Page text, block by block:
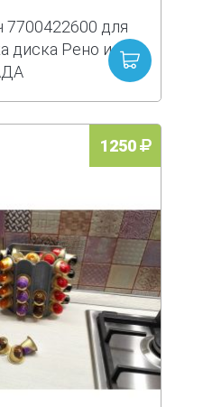
для
диска Рено или
1250